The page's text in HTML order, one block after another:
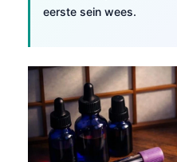
eerste sein wees.